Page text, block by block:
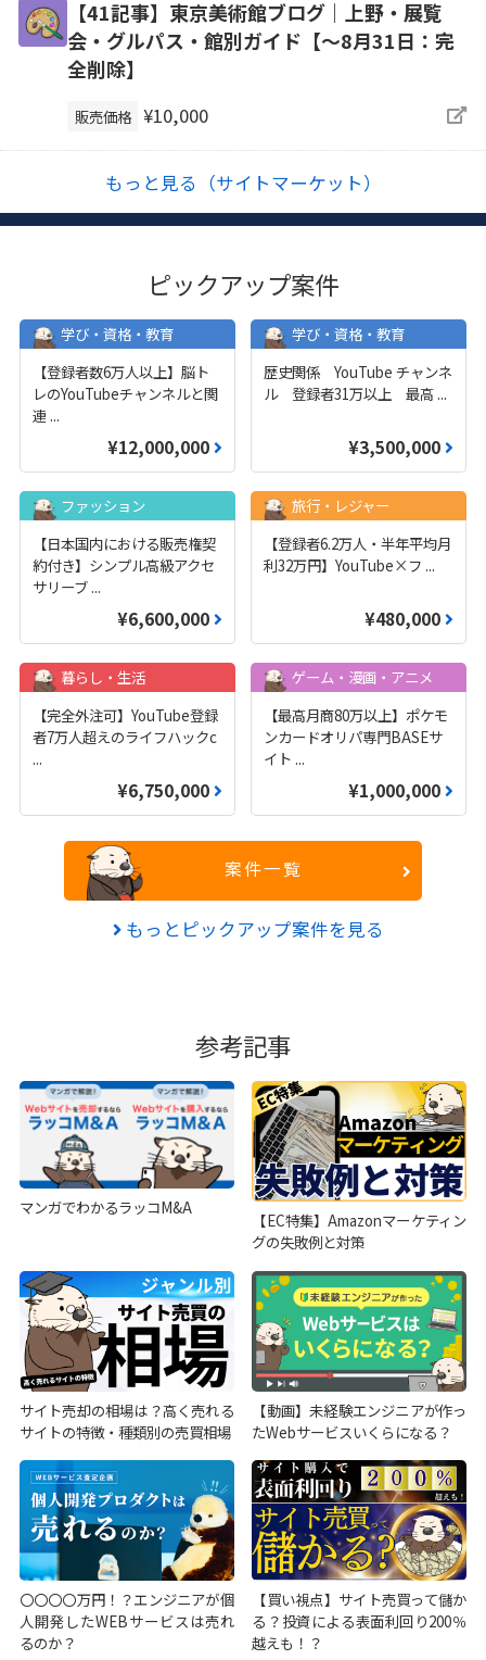
【41記事】東京美術館ブログ｜上野・展覧
会・グルパス・館別ガイド【～8月31日：完
全削除】
販売価格 ¥10,000
もっと見る（サイトマーケット）
ピックアップ案件
学び・資格・教育
【登録者数6万人以上】脳ト
レのYouTubeチャンネルと関
連 ...
¥12,000,000
学び・資格・教育
歴史関係 YouTube チャンネ
ル 登録者31万以上 最高 ...
¥3,500,000
ファッション
【日本国内における販売権契
約付き】シンプル高級アクセ
サリーブ ...
¥6,600,000
旅行・レジャー
【登録者6.2万人・半年平均月
利32万円】YouTube×フ ...
¥480,000
暮らし・生活
【完全外注可】YouTube登録
者7万人超えのライフハックc
...
¥6,750,000
ゲーム・漫画・アニメ
【最高月商80万以上】ポケモ
ンカードオリパ専門BASEサ
イト ...
¥1,000,000
案件一覧
もっとピックアップ案件を見る
参考記事
マンガでわかるラッコM&A
【EC特集】Amazonマーケティン
グの失敗例と対策
サイト売却の相場は？高く売れる
サイトの特徴・種類別の売買相場
【動画】未経験エンジニアが作っ
たWebサービスいくらになる？
〇〇〇〇万円！？エンジニアが個
人開発したWEBサービスは売れ
るのか？
【買い視点】サイト売買って儲か
る？投資による表面利回り200％
越えも！？